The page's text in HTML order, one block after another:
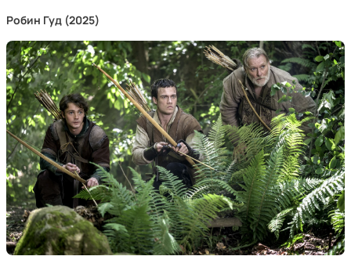
Робин Гуд (2025)